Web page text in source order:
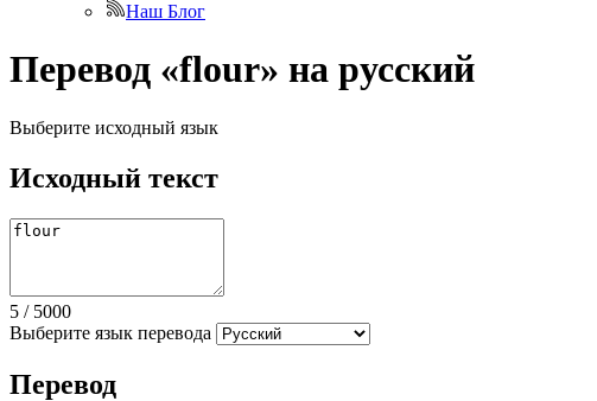
Наш Блог
Перевод «flour» на русский
Выберите исходный язык
Исходный текст
5 / 5000
Выберите язык перевода
Перевод